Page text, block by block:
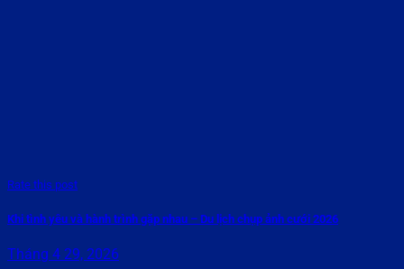
Rate this post
Khi tình yêu và hành trình gặp nhau – Du lịch chụp ảnh cưới 2026
Tháng 4 29, 2026